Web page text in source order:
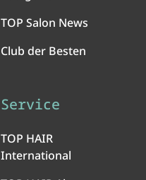
TOP Salon News
Club der Besten
Service
TOP HAIR
International